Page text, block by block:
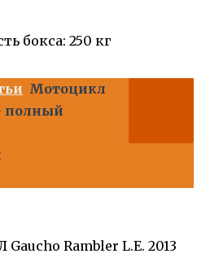
бокса: 250 кг
Мотоцикл
полный
Rambler L.E. 2013